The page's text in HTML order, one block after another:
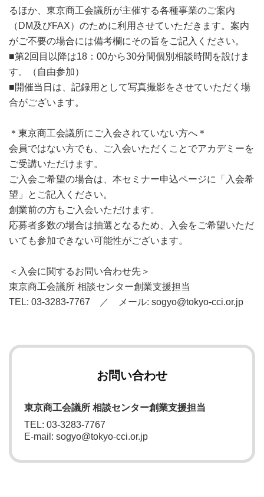
るほか、東京商工会議所が主催する各種事業のご案内
（DM及びFAX）のために利用させていただきます。案内
がご不要の場合には備考欄にその旨をご記入ください。
■第2回目以降は18：00から30分間個別相談時間を設けま
す。（自由参加）
■開催当日は、記録用として写真撮影をさせていただく場
合がございます。
＊東京商工会議所にご入会されていない方へ＊
会員ではない方でも、ご入会いただくことでアカデミーを
ご受講いただけます。
ご入会ご希望の場合は、本セミナー申込ページに「入会希
望」とご記入ください。
創業前の方もご入会いただけます。
応募者多数の場合は抽選となるため、入会をご希望いただ
いても参加できない可能性がございます。
＜入会に関するお問い合わせ先＞
東京商工会議所 相談センター創業支援担当
TEL: 03-3283-7767 ／ メール: sogyo@tokyo-cci.or.jp
お問い合わせ
東京商工会議所 相談センター創業支援担当
TEL: 03-3283-7767
E-mail: sogyo@tokyo-cci.or.jp